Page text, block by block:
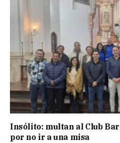
Insólito: multan al Club
por no ir a una misa